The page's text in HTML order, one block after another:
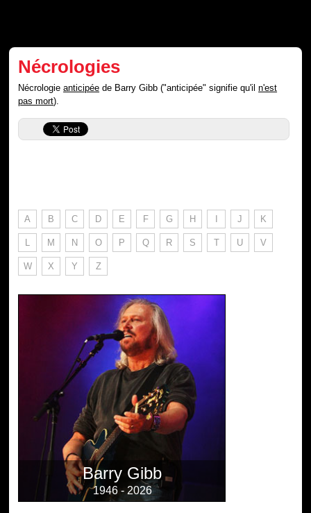
Nécrologies
Nécrologieanticipée de Barry Gibb ("anticipée" signifie qu'iln'est
pas mort).
A B C D E F G H I J K
L M N O P Q R S T U V
W X Y Z
Barry Gibb
1946 - 2026